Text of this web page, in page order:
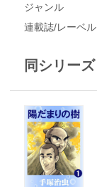
ジャンル
連載誌/レーベル
同シリーズ